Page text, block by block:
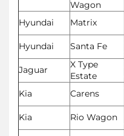
Wagon
Hyundai
Matrix
Hyundai
Santa Fe
Jaguar
X Type
Estate
Kia
Carens
Kia
Rio Wagon